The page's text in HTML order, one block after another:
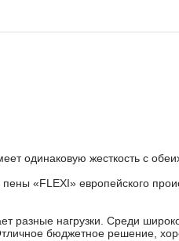
одинаковую жесткость с
«FLEXI» европейского
разные нагрузки. Среди
бюджетное решение,